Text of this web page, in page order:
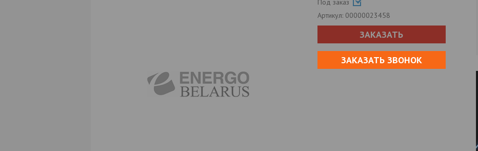
Под заказ
Артикул: 00000023458
ЗАКАЗАТЬ
ЗАКАЗАТЬ ЗВОНОК